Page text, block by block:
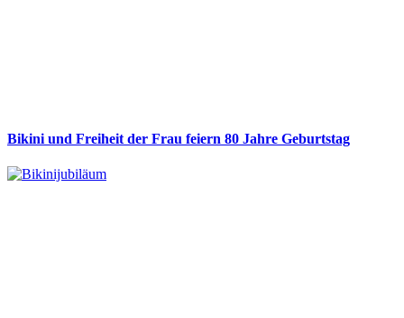
Bikini und Freiheit der Frau feiern 80 Jahre Geburtstag